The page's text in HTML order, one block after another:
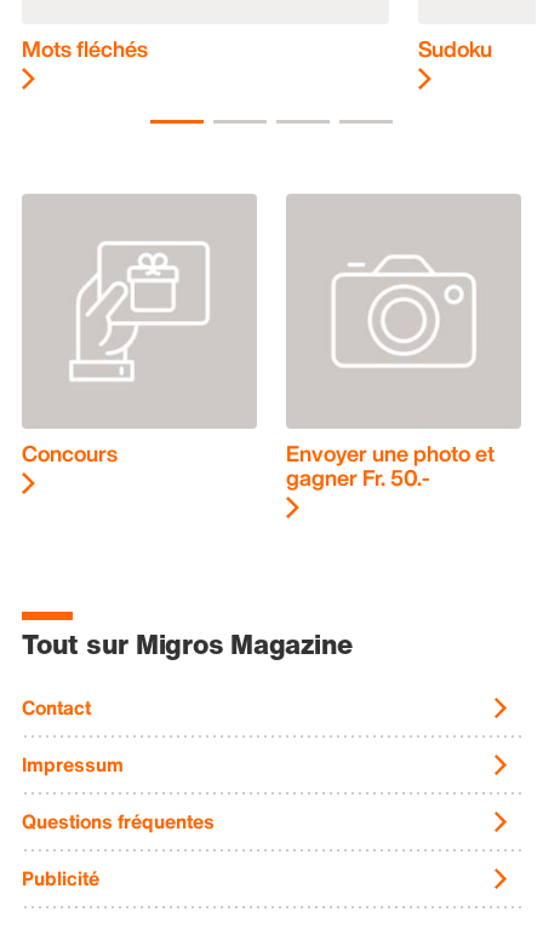
Mots fléchés Sudoku
Concours Envoyer une photo et
gagner Fr. 50.-
Tout sur Migros Magazine
Contact
Impressum
Questions fréquentes
Publicité